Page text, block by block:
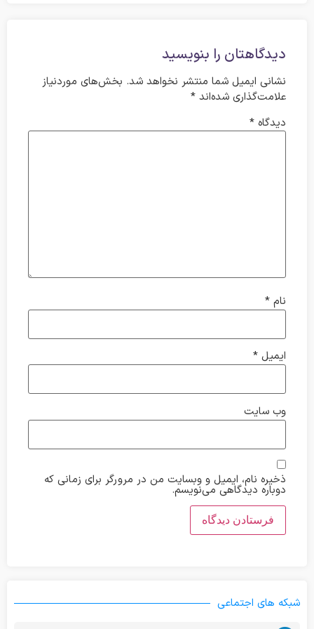
شبکه های اجتماعی
دیدگاهتان را بنویسید
نشانی ایمیل شما منتشر نخواهد شد. بخش‌های موردنیاز
علامت‌گذاری شده‌اند *
دیدگاه *
نام *
ایمیل *
وب‌ سایت
ذخیره نام، ایمیل و وبسایت من در مرورگر برای زمانی که
دوباره دیدگاهی می‌نویسم.